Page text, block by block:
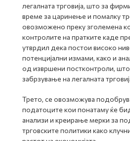
легалната трговија, што за
време за царинење и помалку
овозможено преку зголемена
контролите на пратките каде
утврдил дека постои високо
потенцијални измами, како и
од извршени постконтроли,
забрзување на легалната
Трето, се овозможува
податоците кои понатаму ќе
анализи и креирање мерки за
трговските политики како